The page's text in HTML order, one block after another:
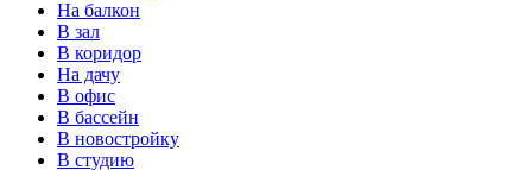
На балкон
В зал
В коридор
На дачу
В офис
В бассейн
В новостройку
В студию